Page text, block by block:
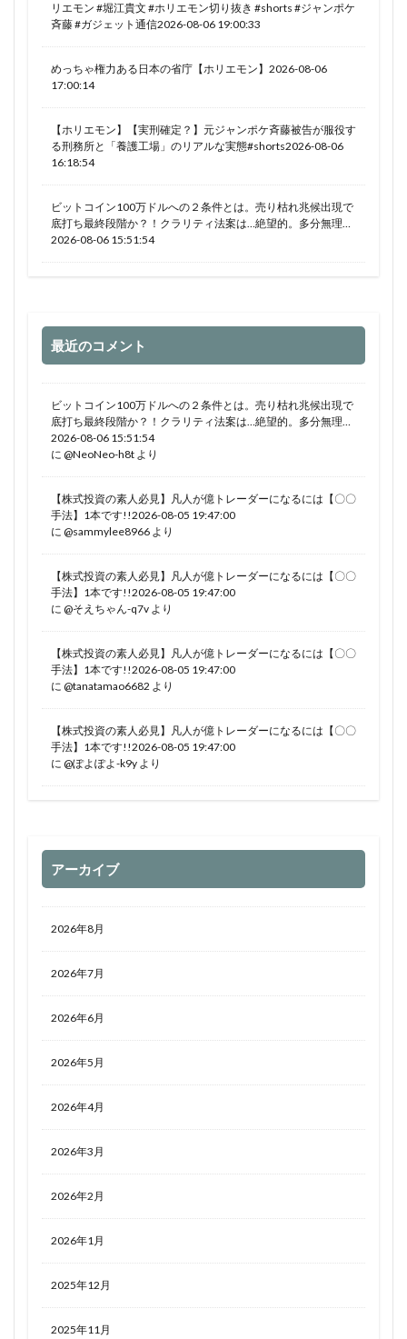
リエモン #堀江貴文 #ホリエモン切り抜き #shorts #ジャンポケ
斉藤 #ガジェット通信2026-08-06 19:00:33
めっちゃ権力ある日本の省庁【ホリエモン】2026-08-06
17:00:14
【ホリエモン】【実刑確定？】元ジャンポケ斉藤被告が服役す
る刑務所と「養護工場」のリアルな実態#shorts2026-08-06
16:18:54
ビットコイン100万ドルへの２条件とは。売り枯れ兆候出現で
底打ち最終段階か？！クラリティ法案は…絶望的。多分無理…
2026-08-06 15:51:54
最近のコメント
ビットコイン100万ドルへの２条件とは。売り枯れ兆候出現で
底打ち最終段階か？！クラリティ法案は…絶望的。多分無理…
2026-08-06 15:51:54
に @NeoNeo-h8t より
【株式投資の素人必見】凡人が億トレーダーになるには【〇〇
手法】1本です!!2026-08-05 19:47:00
に @sammylee8966 より
【株式投資の素人必見】凡人が億トレーダーになるには【〇〇
手法】1本です!!2026-08-05 19:47:00
に @そえちゃん-q7v より
【株式投資の素人必見】凡人が億トレーダーになるには【〇〇
手法】1本です!!2026-08-05 19:47:00
に @tanatamao6682 より
【株式投資の素人必見】凡人が億トレーダーになるには【〇〇
手法】1本です!!2026-08-05 19:47:00
に @ぽよぽよ-k9y より
アーカイブ
2026年8月
2026年7月
2026年6月
2026年5月
2026年4月
2026年3月
2026年2月
2026年1月
2025年12月
2025年11月